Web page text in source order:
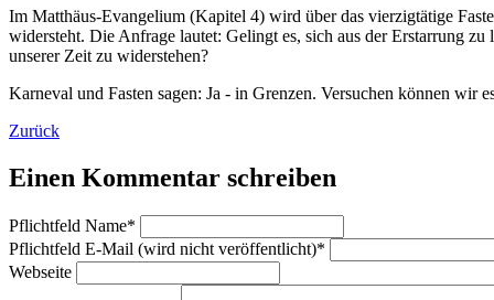
Im Matthäus-Evangelium (Kapitel 4) wird über das vierzigtätige
widersteht. Die Anfrage lautet: Gelingt es, sich aus der Erstarrung
unserer Zeit zu widerstehen?
Karneval und Fasten sagen: Ja - in Grenzen. Versuchen können wir
Zurück
Einen Kommentar schreiben
Pflichtfeld Name*
Pflichtfeld E-Mail (wird nicht veröffentlicht)*
Webseite